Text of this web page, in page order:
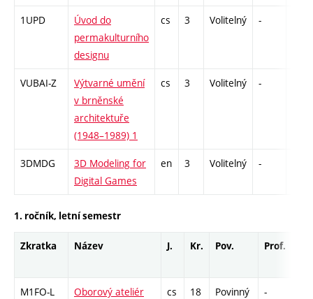
1UPD
Úvod do
permakulturního
designu
cs 3 Volitelný -
VUBAI-Z
Výtvarné umění
v brněnské
architektuře
(1948–1989) 1
cs 3 Volitelný -
3DMDG
3D Modeling for
Digital Games
en 3 Volitelný -
1. ročník, letní semestr
Zkratka Název J. Kr. Pov. Prof.
M1FO-L
Oborový ateliér
cs 18 Povinný -